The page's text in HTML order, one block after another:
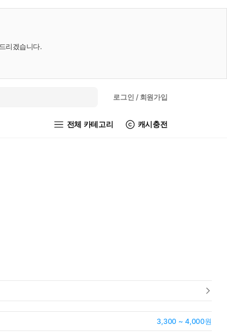
리겠습니다.
로그인 / 회원가입
전체 카테고리 캐시충전
3,300 ~ 4,000원